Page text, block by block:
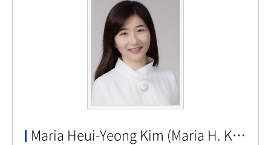
Maria Heui-Yeong Kim (Maria H. Kim)